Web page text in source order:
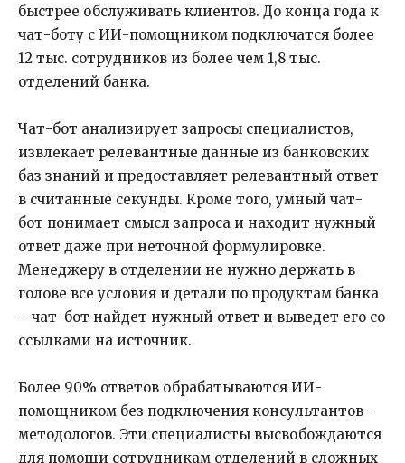
быстрее обслуживать клиентов. До конца года к
чат-боту с ИИ-помощником подключатся более
12 тыс. сотрудников из более чем 1,8 тыс.
отделений банка.
Чат-бот анализирует запросы специалистов,
извлекает релевантные данные из банковских
баз знаний и предоставляет релевантный ответ
в считанные секунды. Кроме того, умный чат-
бот понимает смысл запроса и находит нужный
ответ даже при неточной формулировке.
Менеджеру в отделении не нужно держать в
голове все условия и детали по продуктам банка
– чат-бот найдет нужный ответ и выведет его со
ссылками на источник.
Более 90% ответов обрабатываются ИИ-
помощником без подключения консультантов-
методологов. Эти специалисты высвобождаются
для помощи сотрудникам отделений в сложных